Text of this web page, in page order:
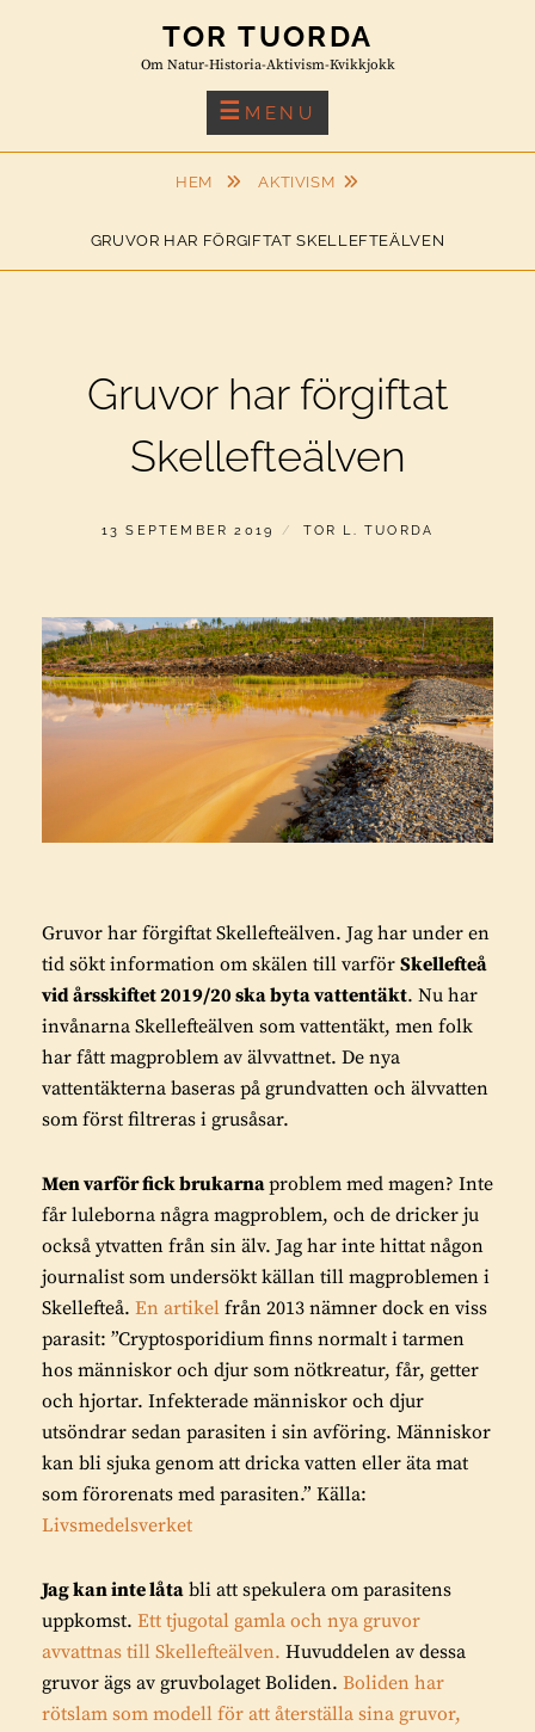
TOR TUORDA
Om Natur-Historia-Aktivism-Kvikkjokk
MENU
HEM AKTIVISM
GRUVOR HAR FÖRGIFTAT SKELLEFTEÄLVEN
Gruvor har förgiftat
Skellefteälven
PUBLICERAT
13 SEPTEMBER 2019 AV
TOR L. TUORDA
Gruvor har förgiftat Skellefteälven. Jag har under en
tid sökt information om skälen till varför Skellefteå
vid årsskiftet 2019/20 ska byta vattentäkt. Nu har
invånarna Skellefteälven som vattentäkt, men folk
har fått magproblem av älvvattnet. De nya
vattentäkterna baseras på grundvatten och älvvatten
som först filtreras i grusåsar.
Men varför fick brukarnaproblem med magen? Inte
får luleborna några magproblem, och de dricker ju
också ytvatten från sin älv. Jag har inte hittat någon
journalist som undersökt källan till magproblemen i
Skellefteå. En artikel från 2013 nämner dock en viss
parasit: ”Cryptosporidium finns normalt i tarmen
hos människor och djur som nötkreatur, får, getter
och hjortar. Infekterade människor och djur
utsöndrar sedan parasiten i sin avföring. Människor
kan bli sjuka genom att dricka vatten eller äta mat
som förorenats med parasiten.” Källa:
Livsmedelsverket
Jag kan inte låta bli att spekulera om parasitens
uppkomst. Ett tjugotal gamla och nya gruvor
avvattnas till Skellefteälven. Huvuddelen av dessa
gruvor ägs av gruvbolaget Boliden. Boliden har
rötslam som modell för att återställa sina gruvor,